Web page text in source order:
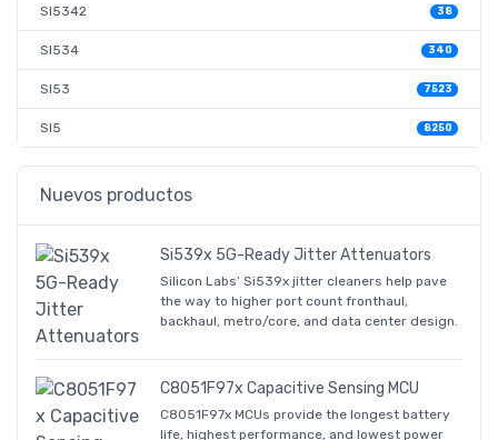
SI5342 38
SI534 340
SI53 7523
SI5 8250
Nuevos productos
Si539x 5G-Ready Jitter Attenuators
Silicon Labs’ Si539x jitter cleaners help pave
the way to higher port count fronthaul,
backhaul, metro/core, and data center design.
C8051F97x Capacitive Sensing MCU
C8051F97x MCUs provide the longest battery
life, highest performance, and lowest power